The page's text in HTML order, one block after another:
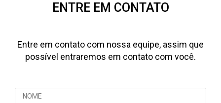
ENTRE EM CONTATO
Entre em contato com nossa equipe, assim que
possível entraremos em contato com você.